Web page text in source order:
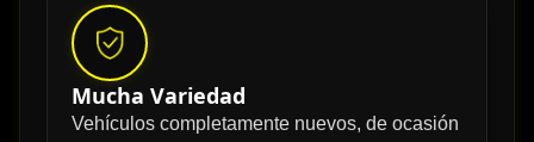
Mucha Variedad
Vehículos completamente nuevos, de ocasión